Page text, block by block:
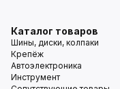
Каталог товаров
Шины, диски, колпаки
Крепёж
Автоэлектроника
Инструмент